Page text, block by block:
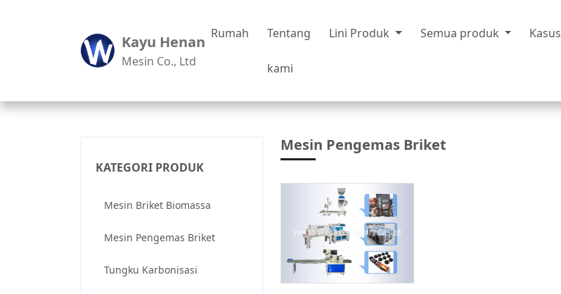
Kayu Henan
Mesin Co., Ltd
Rumah Tentang
kami
Lini Produk Semua produk Kasus
KATEGORI PRODUK
Mesin Briket Biomassa
Mesin Pengemas Briket
Tungku Karbonisasi
Mesin Pengemas Briket